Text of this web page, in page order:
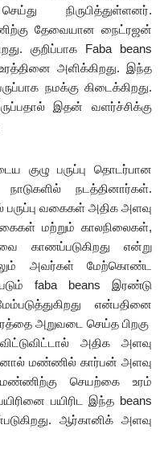
நிருபித்துள்ளனர்.
தேவையான நைட்ரஜன்
குறிப்பாக Faba beans
அளிக்கிறது. இந்த
நமக்கு கிடைக்கிறது.
இதன் வளர்ச்சிக்கு
குழு பருப்பு தொடர்பான
நடத்தினார்கள்.
பருப்பு வகைகள் அதிக அளவு
மற்றும் காலநிலைகள்,
காணப்படுகிறது என்று
அவர்கள் மேற்கொண்ட
faba beans இரண்டு
என்பதினை
அறுவடை செய்த பிறகு
அதிக அளவு
மண்ணில் கார்பன் அளவு
செயற்கை உரம்
பயிரிட இந்த beans
ஆர்கானிக் அளவு